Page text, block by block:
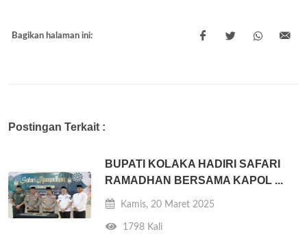
Bagikan halaman ini:
Postingan Terkait :
BUPATI KOLAKA HADIRI SAFARI
RAMADHAN BERSAMA KAPOL ...
Kamis, 20 Maret 2025
1798 Kali